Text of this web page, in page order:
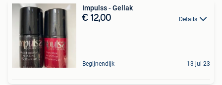
Impulss - Gellak
€ 12,00 Details
Begijnendijk 13 jul 23